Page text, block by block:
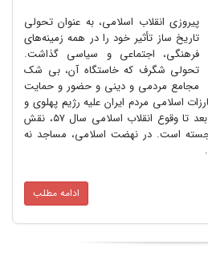
پیروزی انقلاب اسلامی، به عنوان تحولی
تاریخ ساز تأثیر خود را در همه زمینه‌های
فرهنگی، اجتماعی و سیاسی گذاشت.
تحولی شگرف که خاستگاه آن، بی شک
مجامع مردمی و دینی و حضور و حمایت
اسلامی مردم ایران علیه رژیم پهلوی و
سیر رویدادهای سال ۱۳۴۲ به بعد تا وقوع انقلاب اسلامی سال ۵۷، نقش
است. در نهضت اسلامی، مساجد نه
ادامه مطلب